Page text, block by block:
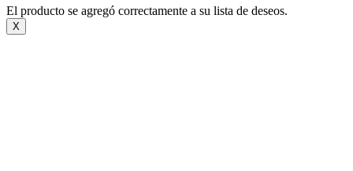
El producto se agregó correctamente a su lista de deseos.
X